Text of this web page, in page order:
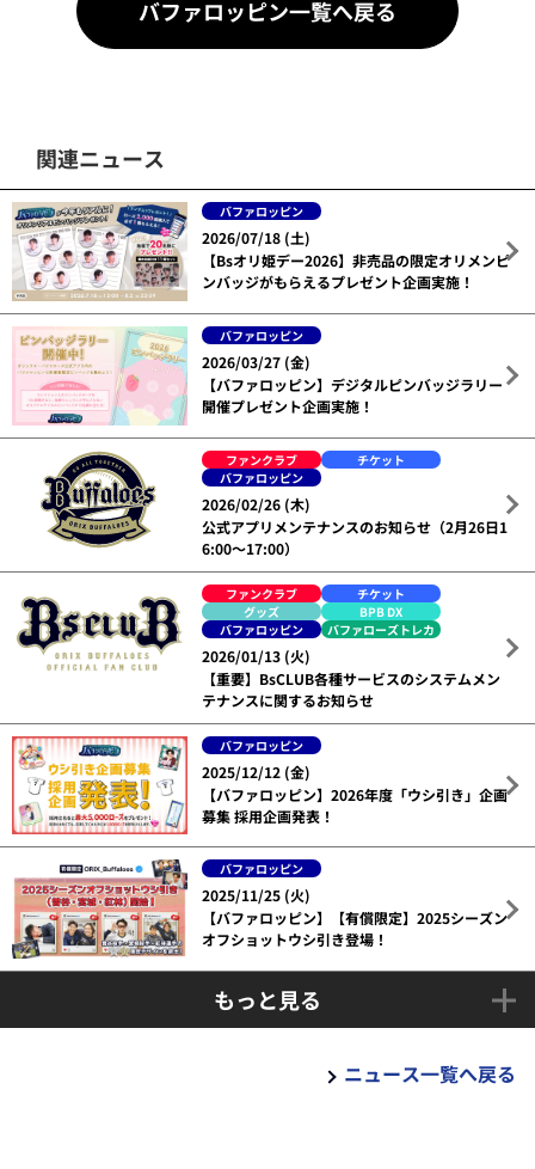
バファロッピン一覧へ戻る
関連ニュース
バファロッピン
2026/07/18 (土)
【Bsオリ姫デー2026】非売品の限定オリメンピ
ンバッジがもらえるプレゼント企画実施！
バファロッピン
2026/03/27 (金)
【バファロッピン】デジタルピンバッジラリー
開催プレゼント企画実施！
ファンクラブ
チケット
バファロッピン
2026/02/26 (木)
公式アプリメンテナンスのお知らせ（2月26日1
6:00～17:00）
ファンクラブ
チケット
グッズ
BPB DX
バファロッピン
バファローズトレカ
2026/01/13 (火)
【重要】BsCLUB各種サービスのシステムメン
テナンスに関するお知らせ
バファロッピン
2025/12/12 (金)
【バファロッピン】2026年度「ウシ引き」企画
募集 採用企画発表！
バファロッピン
2025/11/25 (火)
【バファロッピン】【有償限定】2025シーズン
オフショットウシ引き登場！
もっと見る
ニュース一覧へ戻る